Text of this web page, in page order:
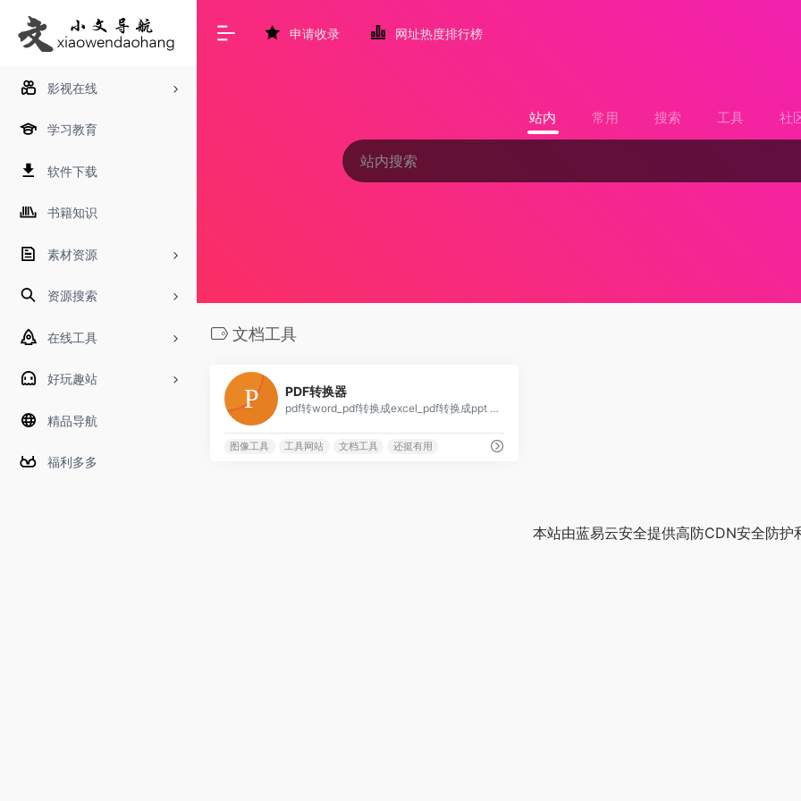
影视在线
学习教育
软件下载
书籍知识
素材资源
资源搜索
在线工具
好玩趣站
精品导航
福利多多
申请收录 网址热度排行榜
站内 常用 搜索 工具 社
文档工具
PDF转换器
pdf转word_pdf转换成excel_pdf转换成ppt _纬来PDF转换器
图像工具 工具网站 文档工具 还挺有用
本站由蓝易云安全提供高防CDN安全防护